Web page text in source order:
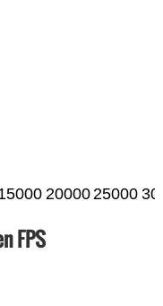
2000025000
FPS